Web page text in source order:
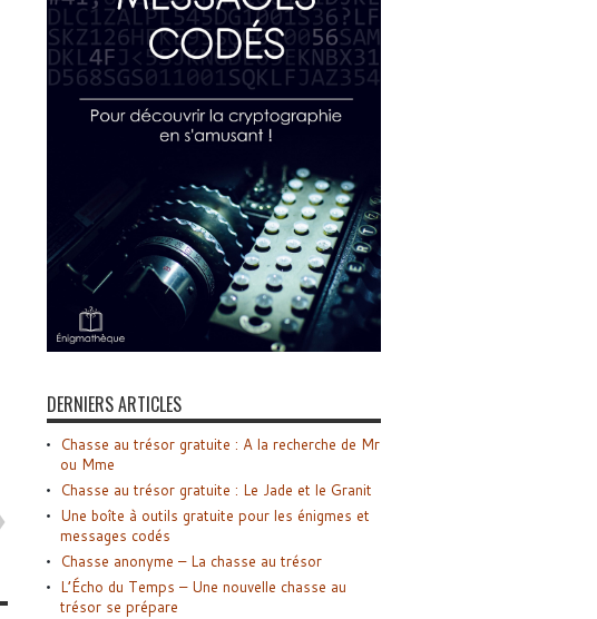
DERNIERS ARTICLES
Chasse au trésor gratuite : A la recherche de Mr
ou Mme
Chasse au trésor gratuite : Le Jade et le Granit
Une boîte à outils gratuite pour les énigmes et
messages codés
Chasse anonyme – La chasse au trésor
L’Écho du Temps – Une nouvelle chasse au
trésor se prépare